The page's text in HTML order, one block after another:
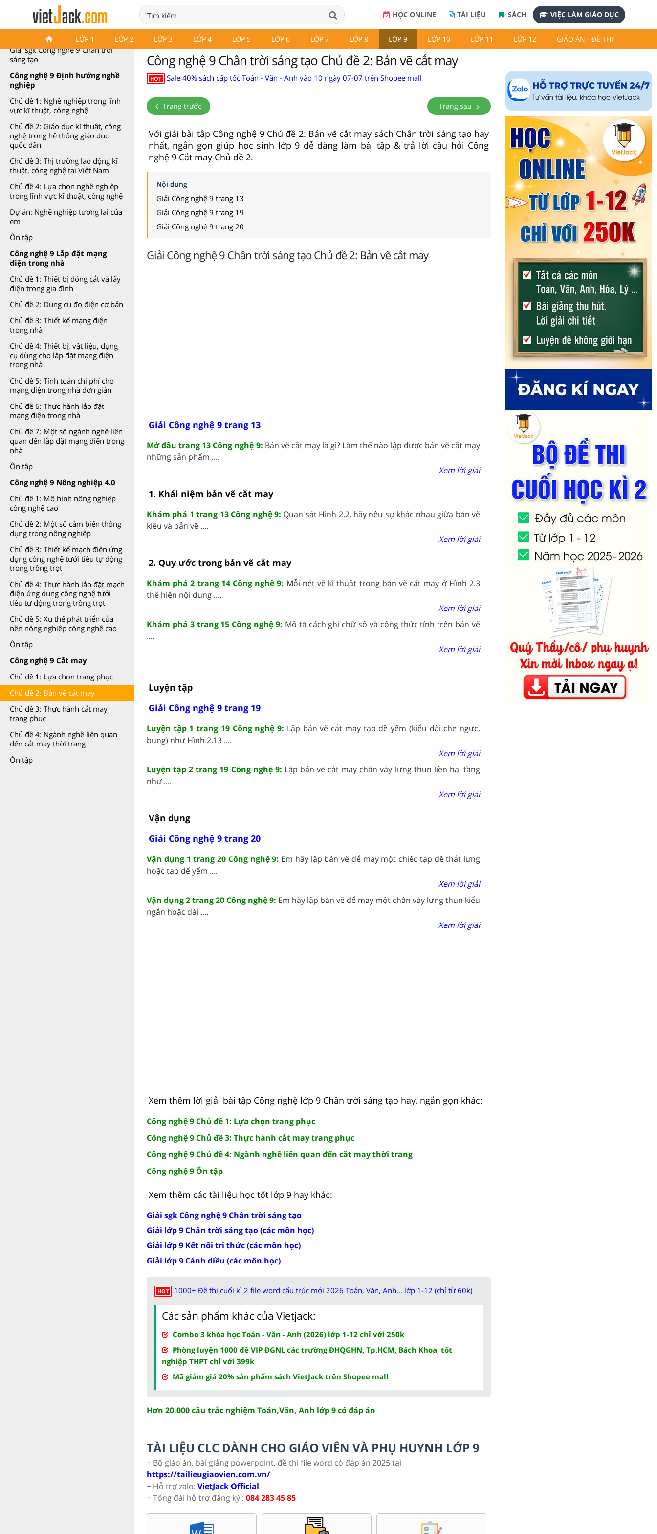
HỌC ONLINE TÀI LIỆU SÁCH VIỆC LÀM GIÁO DỤC
LỚP 1 LỚP 2 LỚP 3 LỚP 4 LỚP 5 LỚP 6 LỚP 7 LỚP 8 LỚP 9 LỚP 10 LỚP 11 LỚP 12 GIÁO ÁN - ĐỀ THI
Công nghệ 9 Chân trời sáng tạo
Giải sgk Công nghệ 9 Chân trời
sáng tạo
Công nghệ 9 Định hướng nghề
nghiệp
Chủ đề 1: Nghề nghiệp trong lĩnh
vực kĩ thuật, công nghệ
Chủ đề 2: Giáo dục kĩ thuật, công
nghệ trong hệ thống giáo dục
quốc dân
Chủ đề 3: Thị trường lao động kĩ
thuật, công nghệ tại Việt Nam
Chủ đề 4: Lựa chọn nghề nghiệp
trong lĩnh vực kĩ thuật, công nghệ
Dự án: Nghề nghiệp tương lai của
em
Ôn tập
Công nghệ 9 Lắp đặt mạng
điện trong nhà
Chủ đề 1: Thiết bị đóng cắt và lấy
điện trong gia đình
Chủ đề 2: Dụng cụ đo điện cơ bản
Chủ đề 3: Thiết kế mạng điện
trong nhà
Chủ đề 4: Thiết bị, vật liệu, dụng
cụ dùng cho lắp đặt mạng điện
trong nhà
Chủ đề 5: Tính toán chi phí cho
mạng điện trong nhà đơn giản
Chủ đề 6: Thực hành lắp đặt
mạng điện trong nhà
Chủ đề 7: Một số ngành nghề liên
quan đến lắp đặt mạng điện trong
nhà
Ôn tập
Công nghệ 9 Nông nghiệp 4.0
Chủ đề 1: Mô hình nông nghiệp
công nghệ cao
Chủ đề 2: Một số cảm biến thông
dụng trong nông nghiệp
Chủ đề 3: Thiết kế mạch điện ứng
dụng công nghệ tưới tiêu tự động
trong trồng trọt
Chủ đề 4: Thực hành lắp đặt mạch
điện ứng dụng công nghệ tưới
tiêu tự động trong trồng trọt
Chủ đề 5: Xu thế phát triển của
nền nông nghiệp công nghệ cao
Ôn tập
Công nghệ 9 Cắt may
Chủ đề 1: Lựa chọn trang phục
Chủ đề 2: Bản vẽ cắt may
Chủ đề 3: Thực hành cắt may
trang phục
Chủ đề 4: Ngành nghề liên quan
đến cắt may thời trang
Ôn tập
Công nghệ 9 Chân trời sáng tạo Chủ đề 2: Bản vẽ cắt may
HOT Sale 40% sách cấp tốc Toán - Văn - Anh vào 10 ngày 07-07 trên Shopee mall
Trang trước Trang sau
Với giải bài tập Công nghệ 9 Chủ đề 2: Bản vẽ cắt may sách Chân trời sáng tạo hay
nhất, ngắn gọn giúp học sinh lớp 9 dễ dàng làm bài tập & trả lời câu hỏi Công
nghệ 9 Cắt may Chủ đề 2.
Nội dung
Giải Công nghệ 9 trang 13
Giải Công nghệ 9 trang 19
Giải Công nghệ 9 trang 20
Giải Công nghệ 9 Chân trời sáng tạo Chủ đề 2: Bản vẽ cắt may
Giải Công nghệ 9 trang 13
Mở đầu trang 13 Công nghệ 9: Bản vẽ cắt may là gì? Làm thế nào lập được bản vẽ cắt may
những sản phẩm ....
Xem lời giải
1. Khái niệm bản vẽ cắt may
Khám phá 1 trang 13 Công nghệ 9: Quan sát Hình 2.2, hãy nêu sự khác nhau giữa bản vẽ
kiểu và bản vẽ ....
Xem lời giải
2. Quy ước trong bản vẽ cắt may
Khám phá 2 trang 14 Công nghệ 9: Mỗi nét vẽ kĩ thuật trong bản vẽ cắt may ở Hình 2.3
thể hiện nội dung ....
Xem lời giải
Khám phá 3 trang 15 Công nghệ 9: Mô tả cách ghi chữ số và công thức tính trên bản vẽ
....
Xem lời giải
Luyện tập
Giải Công nghệ 9 trang 19
Luyện tập 1 trang 19 Công nghệ 9: Lập bản vẽ cắt may tạp dề yếm (kiểu dài che ngực,
bụng) như Hình 2.13 ....
Xem lời giải
Luyện tập 2 trang 19 Công nghệ 9: Lập bản vẽ cắt may chân váy lưng thun liền hai tầng
như ....
Xem lời giải
Vận dụng
Giải Công nghệ 9 trang 20
Vận dụng 1 trang 20 Công nghệ 9: Em hãy lập bản vẽ để may một chiếc tạp dề thắt lưng
hoặc tạp dể yếm ....
Xem lời giải
Vận dụng 2 trang 20 Công nghệ 9: Em hãy lập bản vẽ để may một chân váy lưng thun kiểu
ngắn hoặc dài ....
Xem lời giải
Xem thêm lời giải bài tập Công nghệ lớp 9 Chân trời sáng tạo hay, ngắn gọn khác:
Công nghệ 9 Chủ đề 1: Lựa chọn trang phục
Công nghệ 9 Chủ đề 3: Thực hành cắt may trang phục
Công nghệ 9 Chủ đề 4: Ngành nghề liên quan đến cắt may thời trang
Công nghệ 9 Ôn tập
Xem thêm các tài liệu học tốt lớp 9 hay khác:
Giải sgk Công nghệ 9 Chân trời sáng tạo
Giải lớp 9 Chân trời sáng tạo (các môn học)
Giải lớp 9 Kết nối tri thức (các môn học)
Giải lớp 9 Cánh diều (các môn học)
HOT 1000+ Đề thi cuối kì 2 file word cấu trúc mới 2026 Toán, Văn, Anh... lớp 1-12 (chỉ từ 60k)
Các sản phẩm khác của Vietjack:
Combo 3 khóa học Toán - Văn - Anh (2026) lớp 1-12 chỉ với 250k
Phòng luyện 1000 đề VIP ĐGNL các trường ĐHQGHN, Tp.HCM, Bách Khoa, tốt
nghiệp THPT chỉ với 399k
Mã giảm giá 20% sản phẩm sách VietJack trên Shopee mall
Hơn 20.000 câu trắc nghiệm Toán,Văn, Anh lớp 9 có đáp án
TÀI LIỆU CLC DÀNH CHO GIÁO VIÊN VÀ PHỤ HUYNH LỚP 9
+ Bộ giáo án, bài giảng powerpoint, đề thi file word có đáp án 2025 tại
https://tailieugiaovien.com.vn/
+ Hỗ trợ zalo: VietJack Official
+ Tổng đài hỗ trợ đăng ký : 084 283 45 85